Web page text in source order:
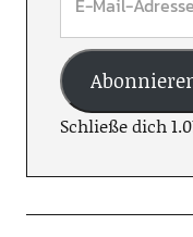
Schließe dich